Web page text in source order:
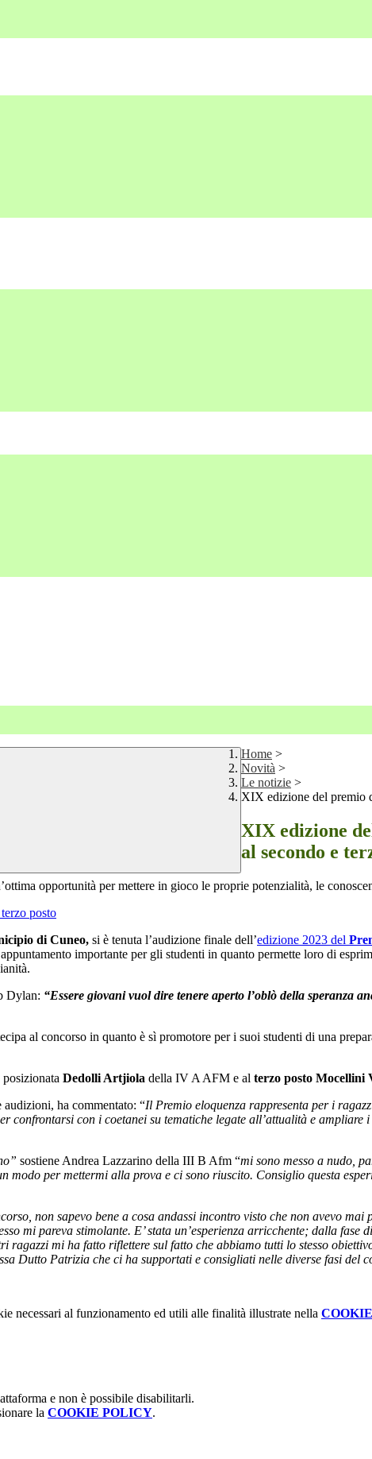
Home >
Novità >
Le notizie >
XIX edizione del premio
XIX edizione
al secondo e
opportunità per mettere in gioco le proprie potenzialità, le
di Cuneo, si è tenuta l’audizione finale dell’edizione 2023 del
importante per gli studenti in quanto permette loro di
Dylan: “Essere giovani vuol dire tenere aperto l’oblò della speranza
al concorso in quanto è sì promotore per i suoi studenti di una
posizionata Dedolli Artjiola della IV A AFM e al terzo posto Mocellini
audizioni, ha commentato: “Il Premio eloquenza rappresenta per i
confrontarsi con i coetanei su tematiche legate all’attualità e
sostiene Andrea Lazzarino della III B Afm “mi sono messo a nudo,
modo per mettermi alla prova e ci sono riuscito. Consiglio questa
non sapevo bene a cosa andassi incontro visto che non avevo
mi pareva stimolante. E’ stata un’esperienza arricchente; dalla
ragazzi mi ha fatto riflettere sul fatto che abbiamo tutti lo stesso
Dutto Patrizia che ci ha supportati e consigliati nelle diverse fasi del
necessari al funzionamento ed utili alle finalità illustrate nella
e non è possibile disabilitarli.
la COOKIE POLICY.